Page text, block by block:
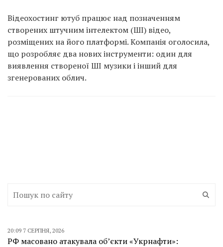
Відеохостинг ютуб працює над позначенням
створених штучним інтелектом (ШІ) відео,
розміщених на його платформі. Компанія оголосила,
що розробляє два нових інструменти: один для
виявлення створеної ШІ музики і інший для
згенерованих облич.
20:09 7 СЕРПНЯ, 2026
РФ масовано атакувала об’єкти «Укрнафти»: